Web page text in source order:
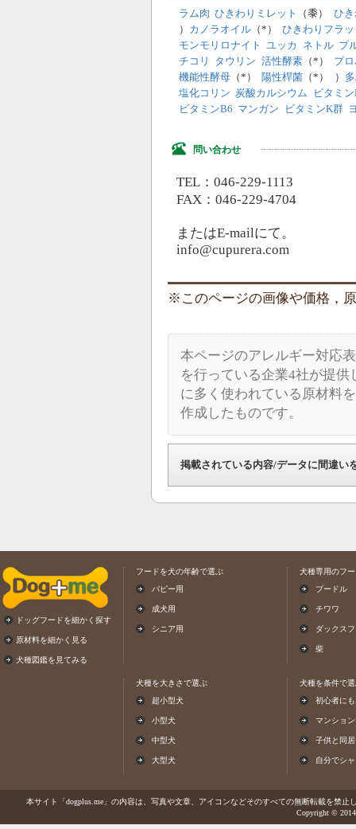
サケ 酵母 肉類 卵
穀類 コーン 大豆
植物性
タンパ
ラム肉 ひきわりミレット （黍）
ひ
） カノラオイル （*）
ひきわりフラ
モンモリロナイト
ユッカ ネトル ブ
チコリ
タウリン 活性酵素（*）
プ
機能性酵母 （*） 陽性桿菌 （*） ）
塩化コリン 炭酸カルシウム
ビタミン
ビタミンB6 マンガン ビタミンK群
問い合わせ
TEL：046-229-1113
FAX：046-229-4704
またはE-mailにて。
info@cupurera.com
このページの画像や価格，
本ページのアレルギー対応
を行っている企業4社が提
に多く使われている原材料
作成したものです。
掲載されている内容/データに間違い
ドッグフードを細かく探す
原材料を細かく見る
犬種図鑑を見てみる
フードを犬の年齢で選ぶ
パピー用
成犬用
シニア用
犬種専用のフ
プードル
チワワ
ダックス
柴
犬種を大きさで選ぶ
超小型犬
小型犬
中型犬
大型犬
犬種を条件で
初心者に
マンショ
子供と同
自分でシ
本サイト「dogplus.me」の内容は、写真や文章、アイコンなどそのすべての無断転載を禁
Copyright ©